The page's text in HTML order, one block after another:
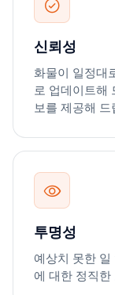
신뢰성
화물이 일정대
로 업데이트해
보를 제공해 드
투명성
예상치 못한 일
에 대한 정직한